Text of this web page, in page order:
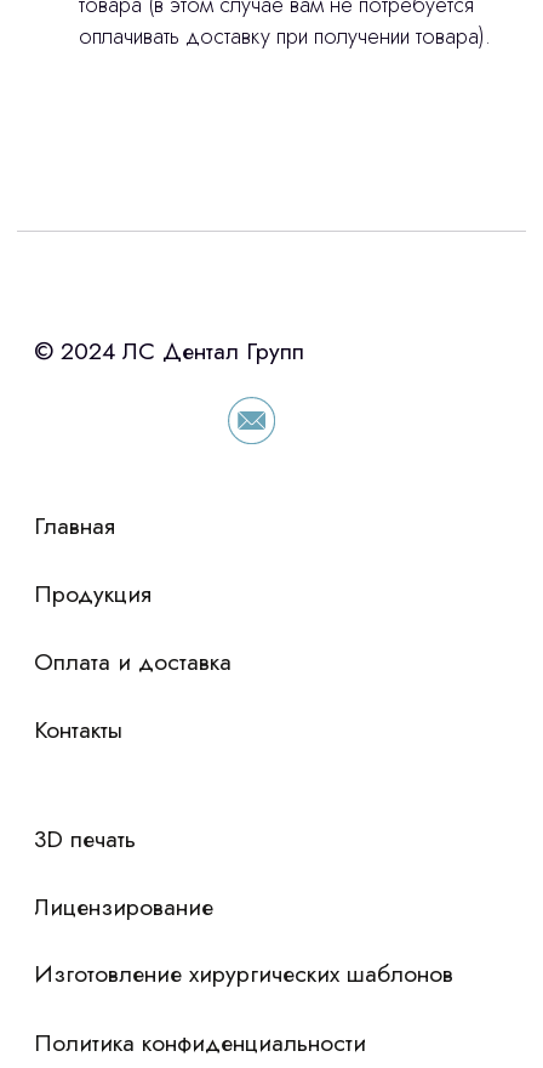
оплачивать доставку при получении товара).
Интересует лизинг?
«Уралпромлизинг» подберем выгодные
условия по лизингу оборудования,
просто оставьте контакты чтобы мы
сориентировали по условиям